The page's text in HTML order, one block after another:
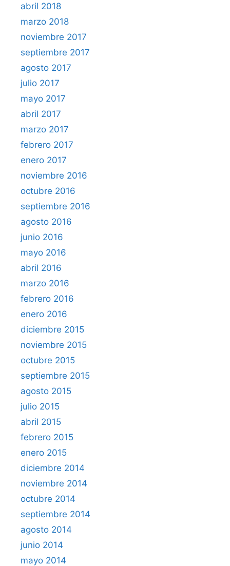
abril 2018
marzo 2018
noviembre 2017
septiembre 2017
agosto 2017
julio 2017
mayo 2017
abril 2017
marzo 2017
febrero 2017
enero 2017
noviembre 2016
octubre 2016
septiembre 2016
agosto 2016
junio 2016
mayo 2016
abril 2016
marzo 2016
febrero 2016
enero 2016
diciembre 2015
noviembre 2015
octubre 2015
septiembre 2015
agosto 2015
julio 2015
abril 2015
febrero 2015
enero 2015
diciembre 2014
noviembre 2014
octubre 2014
septiembre 2014
agosto 2014
junio 2014
mayo 2014